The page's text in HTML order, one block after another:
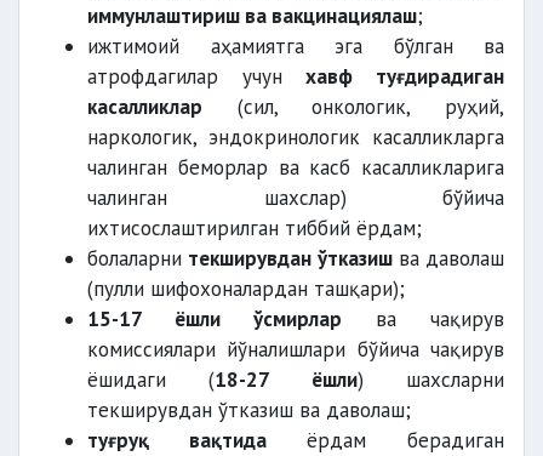
иммунлаштириш ва вакцинациялаш;
ижтимоий аҳамиятга эга бўлган ва
атрофдагилар учун хавф туғдирадиган
касалликлар (сил, онкологик, руҳий,
наркологик, эндокринологик касалликларга
чалинган беморлар ва касб касалликларига
чалинган шахслар) бўйича
ихтисослаштирилган тиббий ёрдам;
болаларни текширувдан ўтказишва даволаш
(пулли шифохоналардан ташқари);
15-17 ёшли ўсмирлар ва чақирув
комиссиялари йўналишлари бўйича чақирув
ёшидаги (18-27 ёшли) шахсларни
текширувдан ўтказиш ва даволаш;
туғруқ вақтидаёрдам берадиган